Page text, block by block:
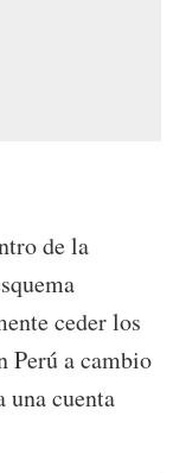
de la
ceder los
Perú a cambio
una cuenta